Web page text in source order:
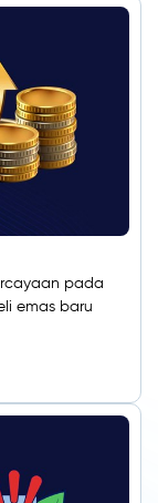
pada
emas baru